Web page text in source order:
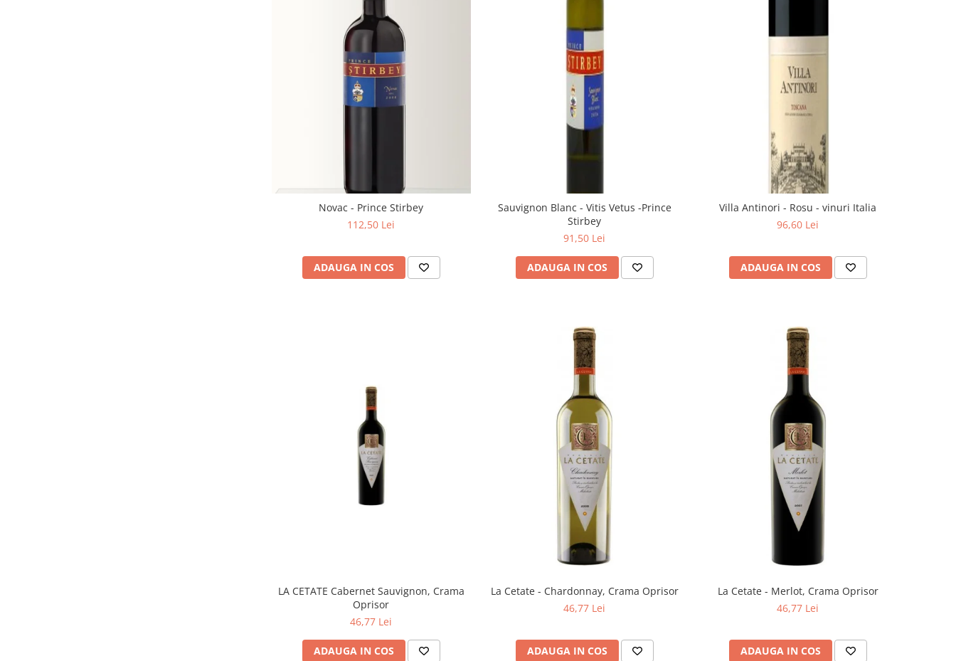
Novac - Prince Stirbey
112,50 Lei
ADAUGA IN COS
Sauvignon Blanc - Vitis Vetus -Prince
Stirbey
91,50 Lei
ADAUGA IN COS
Villa Antinori - Rosu - vinuri Italia
96,60 Lei
ADAUGA IN COS
LA CETATE Cabernet Sauvignon, Crama
Oprisor
46,77 Lei
ADAUGA IN COS
La Cetate - Chardonnay, Crama Oprisor
46,77 Lei
ADAUGA IN COS
La Cetate - Merlot, Crama Oprisor
46,77 Lei
ADAUGA IN COS